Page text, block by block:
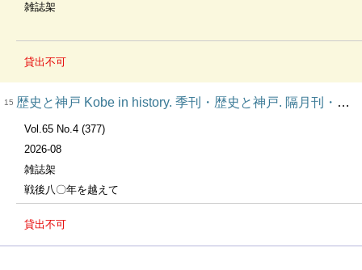
雑誌架
貸出不可
15 歴史と神戸 Kobe in history. 季刊・歴史と神戸. 隔月刊・歴史と神戸. 歴史と神戸 : 神戸を中心とした兵庫県郷土研究誌. 淡路島の古代地名
Vol.65 No.4 (377)
2026-08
雑誌架
戦後八〇年を越えて
貸出不可